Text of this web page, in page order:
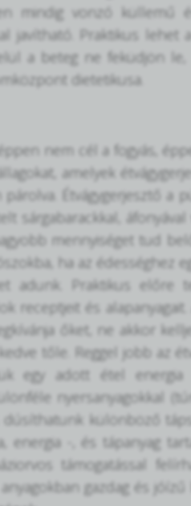
mindig vonzó küllemű
javítható. Praktikus lehet
a beteg ne feküdjön le,
dietetikusa.
nem cél a fogyás,
amelyek
Étvágygerjesztő a
sárgabarackkal,
mennyiséget tud
ha az édességhez
adunk. Praktikus előre
receptjeit és
őket, ne akkor
tőle. Reggel jobb az
egy adott étel energia
nyersanyagokkal
különböző
energia -, és tápanyag
támogatással
gazdag és